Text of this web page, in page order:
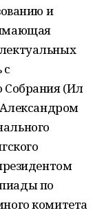
и
с
Собрания (Ил
по
комитета